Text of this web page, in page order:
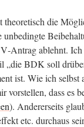
die
ablehnt.
„die BDK soll
ist. Wie ich selbst
vor­stel­len, dass es
). Ande­rer­seits
etc. durch­aus